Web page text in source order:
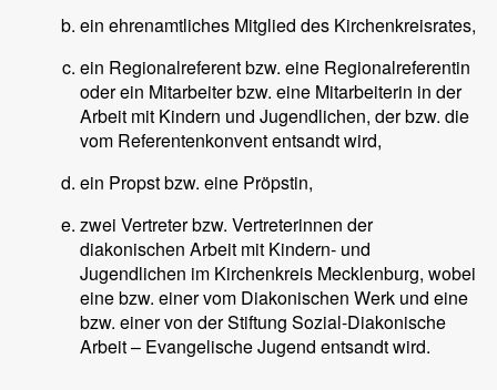
ein ehrenamtliches Mitglied des Kirchenkreisrates,
ein Regionalreferent bzw. eine Regionalreferentin
oder ein Mitarbeiter bzw. eine Mitarbeiterin in der
Arbeit mit Kindern und Jugendlichen, der bzw. die
vom Referentenkonvent entsandt wird,
ein Propst bzw. eine Pröpstin,
zwei Vertreter bzw. Vertreterinnen der
diakonischen Arbeit mit Kindern- und
Jugendlichen im Kirchenkreis Mecklenburg, wobei
eine bzw. einer vom Diakonischen Werk und eine
bzw. einer von der Stiftung Sozial-Diakonische
Arbeit – Evangelische Jugend entsandt wird.